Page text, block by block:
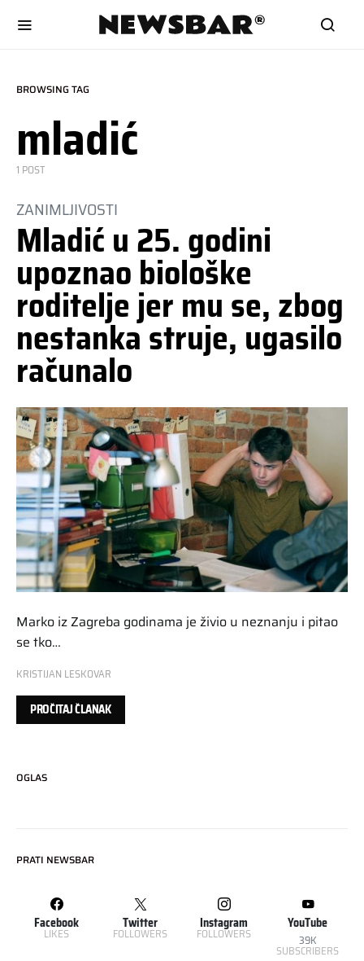
BROWSING TAG
mladić
1 POST
ZANIMLJIVOSTI
Mladić u 25. godini
upoznao biološke
roditelje jer mu se, zbog
nestanka struje, ugasilo
računalo
Marko iz Zagreba godinama je živio u neznanju i pitao
se tko…
KRISTIJAN LESKOVAR
PROČITAJ ČLANAK
OGLAS
PRATI NEWSBAR
Facebook
LIKES
Twitter
FOLLOWERS
Instagram
FOLLOWERS
YouTube
39K
SUBSCRIBERS